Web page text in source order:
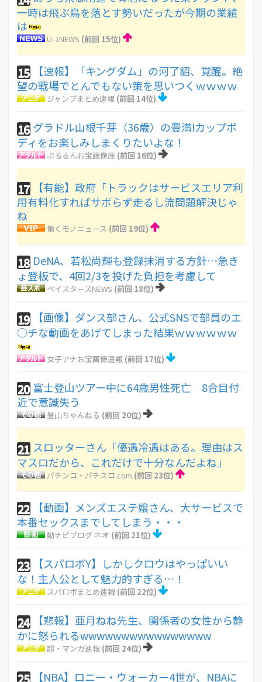
一時は飛ぶ鳥を落とす勢いだったが今期の業績
は
U-1NEWS (前回 15位)
15
【速報】「キングダム」の河了貂、覚醒。絶
望の戦場でとんでもない策を思いつくｗｗｗｗ
ジャンプまとめ速報 (前回 14位)
16 グラドル山根千芽（36歳）の豊満Iカップボ
ディをお楽しみしまくりたいよな！
ぷるるんお宝画像庫 (前回 16位)
17
【有能】政府「トラックはサービスエリア利
用有料化すればサボらず走るし流問題解決じゃ
ね
働くモノニュース (前回 19位)
18 DeNA、若松尚輝も登録抹消する方針…急き
ょ登板で、4回2/3を投げた負担を考慮して
ベイスターズNEWS (前回 18位)
19
【画像】ダンス部さん、公式SNSで部員のエ
○チな動画をあげてしまった結果ｗｗｗｗｗｗ
女子アナお宝画像速報 (前回 17位)
20 富士登山ツアー中に64歳男性死亡 8合目付
近で意識失う
登山ちゃんねる (前回 20位)
21 スロッターさん「優遇冷遇はある。理由はス
マスロだから、これだけで十分なんだよね」
パチンコ・パチスロ.com (前回 23位)
22
【動画】メンズエステ嬢さん、大サービスで
本番セックスまでしてしまう・・・
動ナビブログ ネオ (前回 21位)
23
【スパロボY】しかしクロウはやっぱいい
な！主人公として魅力的すぎる…！
スパロボまとめ速報 (前回 22位)
24
【悲報】亜月ねね先生、関係者の女性から静
かに怒られるwwwwwwwwwwwwwwww
超・マンガ速報 (前回 24位)
25
【NBA】ロニー・ウォーカー4世が、NBAに